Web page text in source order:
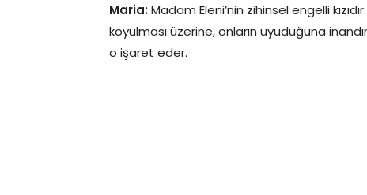
Maria:Madam Eleni’nin zihinsel engelli
koyulması üzerine, onların uyuduğuna
o işaret eder.